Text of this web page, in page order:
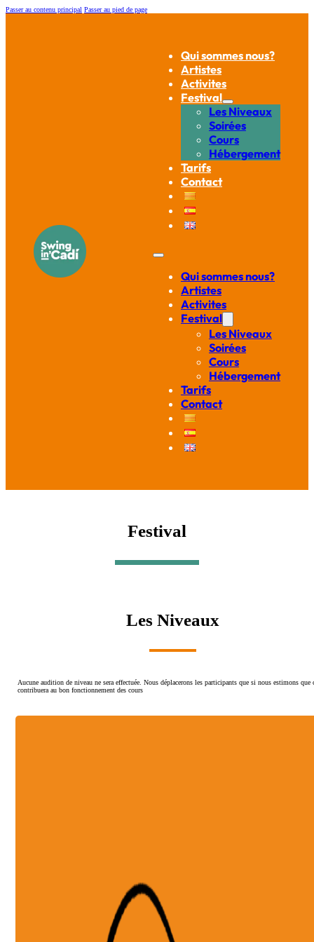
Passer au contenu principal Passer au pied de page
Qui sommes nous?
Artistes
Activites
Festival
Les Niveaux
Soirées
Cours
Hébergement
Tarifs
Contact
Qui sommes nous?
Artistes
Activites
Festival
Les Niveaux
Soirées
Cours
Hébergement
Tarifs
Contact
Festival
Les Niveaux
Aucune audition de niveau ne sera effectuée. Nous déplacerons les participants que si nous estimons que
contribuera au bon fonctionnement des cours
Débutant +